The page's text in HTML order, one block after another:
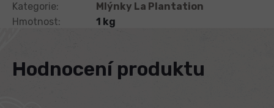
Kategorie:
Mlýnky La Plantation
Hmotnost: 1 kg
Hodnocení produktu